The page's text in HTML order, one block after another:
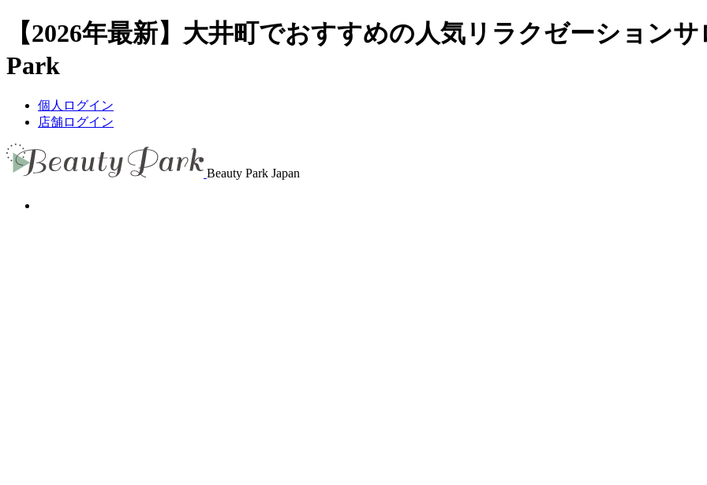
【2026年最新】大井町でおすすめの人気リラクゼーション
Park
個人ログイン
店舗ログイン
Beauty Park Japan